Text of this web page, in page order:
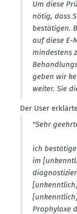
Um diese
nötig, dass
bestä­tigen.
auf diese E-
mindestens
geben wir
weiter. Sie
Der User
"Sehr
ich
im
Prophylaxe